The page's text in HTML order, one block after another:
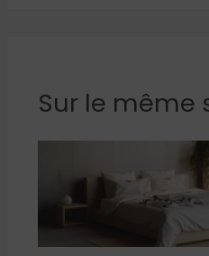
Sur le même